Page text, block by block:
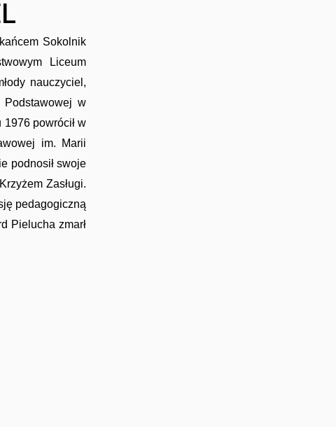
Sokolnik
Liceum
nauczyciel,
Podstawowej w
powrócił w
im. Marii
podnosił swoje
Zasługi.
pedagogiczną
Pielucha zmarł